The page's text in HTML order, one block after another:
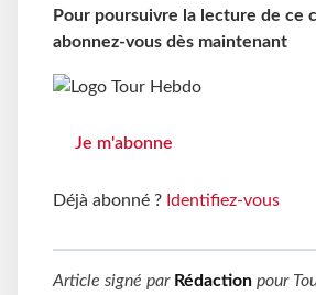
Pour poursuivre la lecture de ce
abonnez-vous dès maintenant
Je m'abonne
Déjà abonné ? Identifiez-vous
Article signé par Rédaction pour